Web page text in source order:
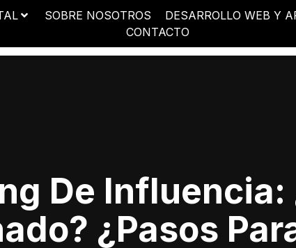
SOBRE NOSOTROS DESARROLLO WEB Y
CONTACTO
De Influencia:
¿pasos